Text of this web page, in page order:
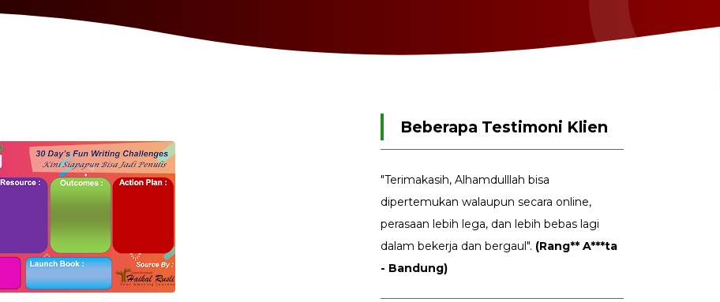
Beberapa Testimoni Klien
"Terimakasih, Alhamdulllah bisa
dipertemukan walaupun secara online,
perasaan lebih lega, dan lebih bebas lagi
dalam bekerja dan bergaul". (Rang** A***ta
- Bandung)